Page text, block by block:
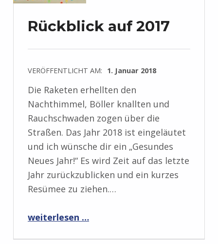
Rückblick auf 2017
VERÖFFENTLICHT AM: 1. Januar 2018
Die Raketen erhellten den
Nachthimmel, Böller knallten und
Rauchschwaden zogen über die
Straßen. Das Jahr 2018 ist eingeläutet
und ich wünsche dir ein „Gesundes
Neues Jahr!“ Es wird Zeit auf das letzte
Jahr zurückzublicken und ein kurzes
Resümee zu ziehen.…
“Rückblick auf 2017”
weiterlesen …